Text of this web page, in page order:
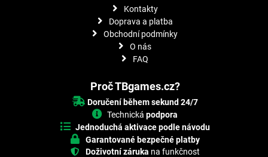
Kontakty
Doprava a platba
Obchodní podmínky
O nás
FAQ
Proč TBgames.cz?
Doručení během sekund 24/7
Technickápodpora
Jednoduchá aktivace podle návodu
Garantované bezpečné platby
Doživotní záruka na funkčnost